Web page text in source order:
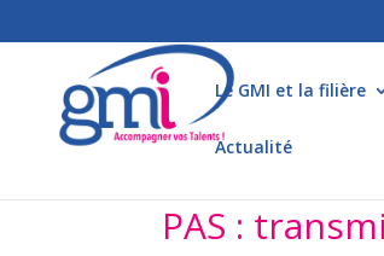
Le GMI et la filière
Actualité
PAS :